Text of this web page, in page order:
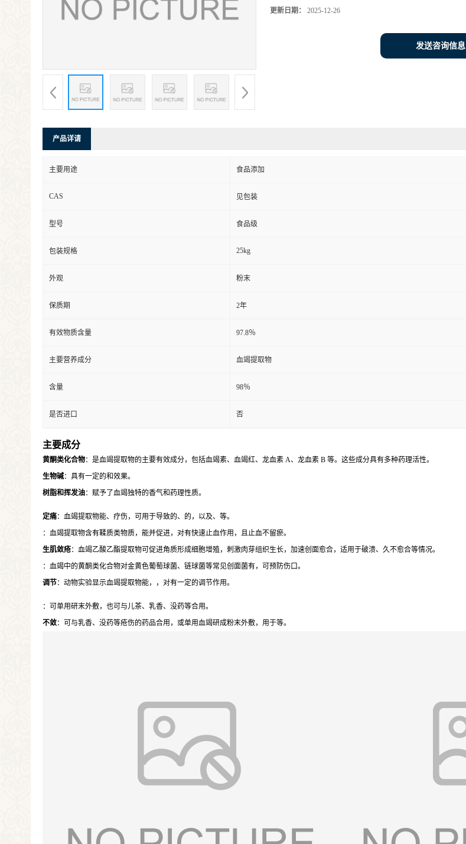
更新日期： 2025-12-26
发送咨询信息
产品详请
主要用途 食品添加
CAS 见包装
型号 食品级
包装规格 25kg
外观 粉末
保质期 2年
有效物质含量 97.8％
主要营养成分 血竭提取物
含量 98％
是否进口 否
主要成分
黄酮类化合物：是血竭提取物的主要有效成分，包括血竭素、血竭红、龙血素 A、龙血素 B 等。这些成分具有多种药理活性。
生物碱：具有一定的和效果。
树脂和挥发油：赋予了血竭独特的香气和药理性质。
定痛：血竭提取物能、疗伤，可用于导致的、的，以及、等。
：血竭提取物含有鞣质类物质，能并促进，对有快速止血作用，且止血不留瘀。
生肌敛疮：血竭乙酸乙酯提取物可促进角质形成细胞增殖，刺激肉芽组织生长，加速创面愈合，适用于破溃、久不愈合等情况。
：血竭中的黄酮类化合物对金黄色葡萄球菌、链球菌等常见创面菌有，可预防伤口。
调节 ：动物实验显示血竭提取物能，，对有一定的调节作用。
：可单用研末外敷，也可与儿茶、乳香、没药等合用。
不敛：可与乳香、没药等疮伤的药品合用，或单用血竭研成粉末外敷，用于等。